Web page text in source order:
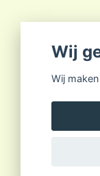
Wij
Wij